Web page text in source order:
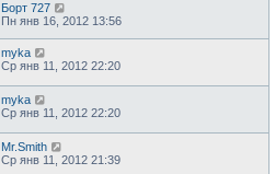
Борт 727
Пн янв 16, 2012 13:56
myka
Ср янв 11, 2012 22:20
myka
Ср янв 11, 2012 22:20
Mr.Smith
Ср янв 11, 2012 21:39